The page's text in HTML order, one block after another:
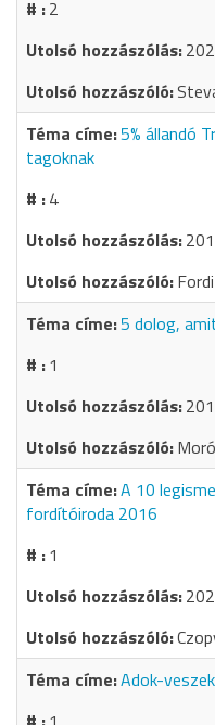
2
5% állandó
tagoknak
4
5 dolog,
1
A 10
fordítóiroda 2016
1
Adok-